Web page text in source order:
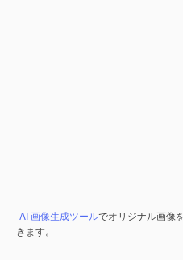
AI 画像生成ツールでオリジナル画像
きます。